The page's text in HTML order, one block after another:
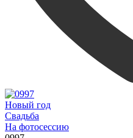
Новый год
Свадьба
На фотосессию